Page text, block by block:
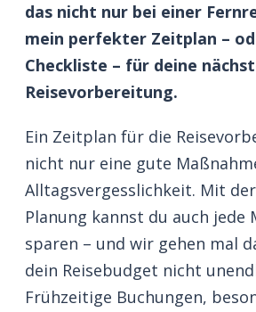
das nicht nur bei einer
mein perfekter Zeitplan –
Checkliste – für deine
Reisevorbereitung.
Ein Zeitplan für die
nicht nur eine gute
Alltagsvergesslichkeit. Mit
Planung kannst du auch jede
sparen – und wir gehen mal
dein Reisebudget nicht
Frühzeitige Buchungen,